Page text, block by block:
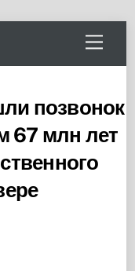
Menu
позвонок
67 млн лет